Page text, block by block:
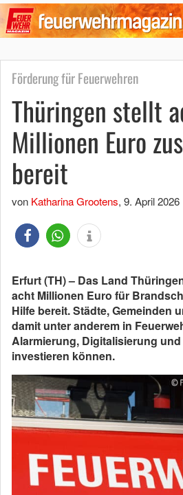
Förderung für Feuerwehren
Thüringen stellt
Millionen Euro
bereit
von Katharina Grootens, 9. April 2026
Erfurt (TH) – Das Land
acht Millionen Euro für
Hilfe bereit. Städte, Gemeinden
damit unter anderem in
Alarmierung, Digitalisierung
investieren können.